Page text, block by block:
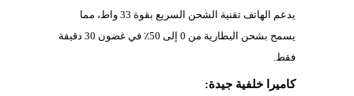
يدعم الهاتف تقنية الشحن السريع بقوة 33 واط، مما
يسمح بشحن البطارية من 0 إلى 50٪ في غضون 30 دقيقة
فقط.
كاميرا خلفية جيدة: